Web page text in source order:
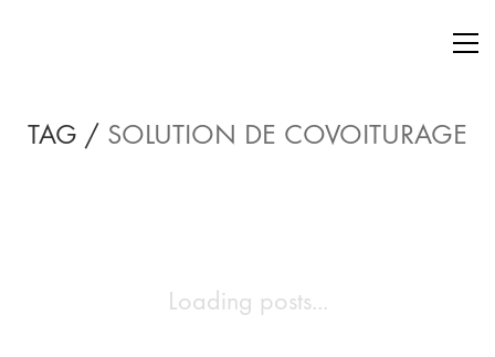
TAG / SOLUTION DE COVOITURAGE
Loading posts...